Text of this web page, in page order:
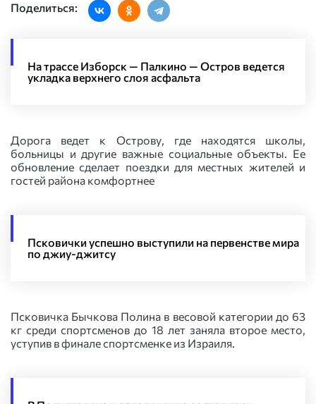
Поделиться:
На трассе Изборск — Палкино — Остров ведется
укладка верхнего слоя асфальта
Дорога ведет к Острову, где находятся школы,
больницы и другие важные социальные объекты. Ее
обновление сделает поездки для местных жителей и
гостей района комфортнее
Псковички успешно выступили на первенстве мира
по джиу-джитсу
Псковичка Бычкова Полина в весовой категории до 63
кг среди спортсменов до 18 лет заняла второе место,
уступив в финале спортсменке из Израиля.